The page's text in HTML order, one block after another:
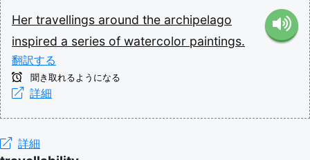
Her travellings around the archipelago
inspired a series of watercolor paintings.
翻訳する
聞き取れるようになる
詳細
詳細